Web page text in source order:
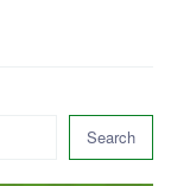
Search